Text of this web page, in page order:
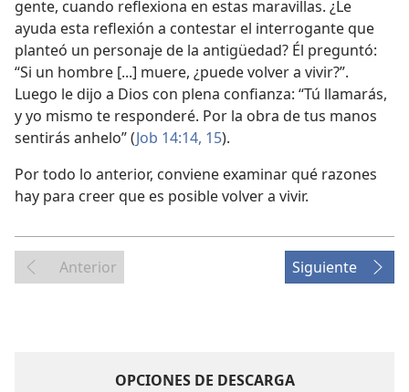
gente, cuando reflexiona en estas maravillas. ¿Le
ayuda esta reflexión a contestar el interrogante que
planteó un personaje de la antigüedad? Él preguntó:
“Si un hombre [...] muere, ¿puede volver a vivir?”.
Luego le dijo a Dios con plena confianza: “Tú llamarás,
y yo mismo te responderé. Por la obra de tus manos
sentirás anhelo” (Job 14:14, 15).
Por todo lo anterior, conviene examinar qué razones
hay para creer que es posible volver a vivir.
Anterior Siguiente
OPCIONES DE DESCARGA